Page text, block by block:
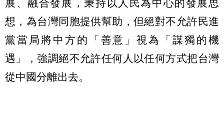
展、融合發展，秉持以人民為中心的發展思
想，為台灣同胞提供幫助，但絕對不允許民進
黨當局將中方的「善意」視為「謀獨的機
遇」，強調絕不允許任何人以任何方式把台灣
從中國分離出去。